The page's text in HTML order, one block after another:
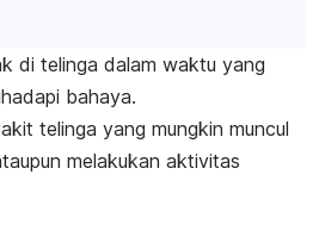
di telinga dalam waktu yang
bahaya.
telinga yang mungkin muncul
melakukan aktivitas